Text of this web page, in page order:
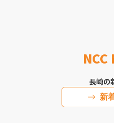
長崎の
新